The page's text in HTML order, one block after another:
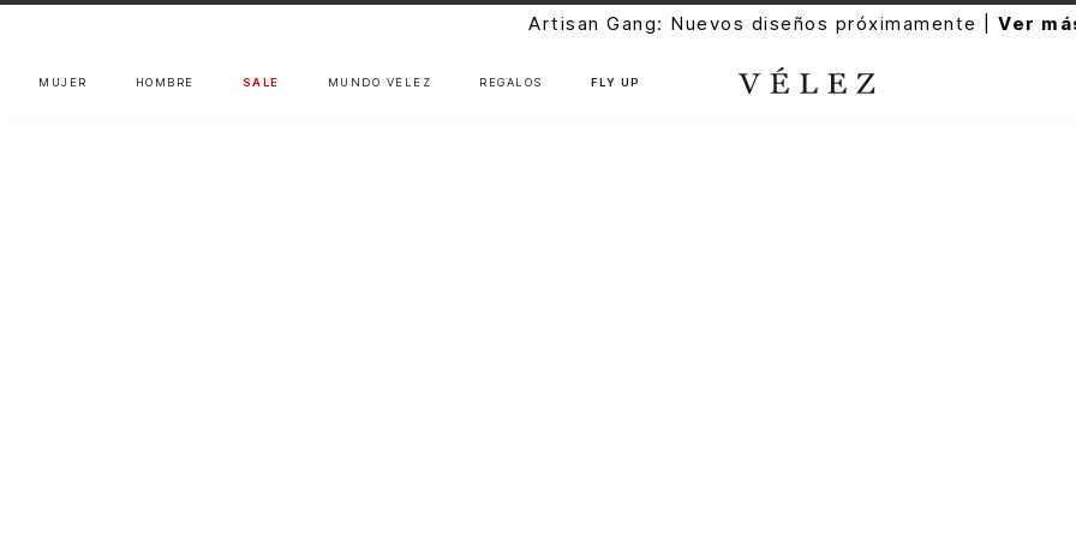
Artisan Gang: Nuevos diseños próximamente |Ver
MUJER HOMBRE SALE MUNDO VÉLEZ REGALOS FLY UP